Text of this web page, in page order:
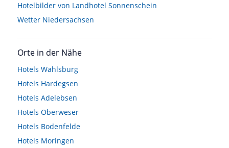
Hotelbilder von Landhotel Sonnenschein
Wetter Niedersachsen
Orte in der Nähe
Hotels Wahlsburg
Hotels Hardegsen
Hotels Adelebsen
Hotels Oberweser
Hotels Bodenfelde
Hotels Moringen